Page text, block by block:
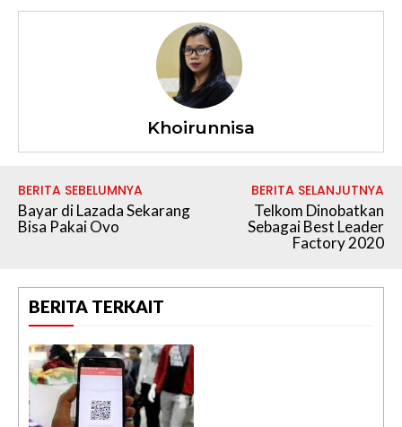
Khoirunnisa
BERITA SEBELUMNYA
Bayar di Lazada Sekarang
Bisa Pakai Ovo
BERITA SELANJUTNYA
Telkom Dinobatkan
Sebagai Best Leader
Factory 2020
BERITA TERKAIT